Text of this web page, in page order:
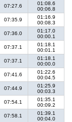
07:27.6
01:08.6
00:06.8
07:35.9
01:16.9
00:08.3
07:36.0
01:17.0
00:00.1
07:37.1
01:18.1
00:01.1
07:37.1
01:18.1
00:00.0
07:41.6
01:22.6
00:04.5
07:44.9
01:25.9
00:03.3
07:54.1
01:35.1
00:09.2
07:58.1
01:39.1
00:04.0